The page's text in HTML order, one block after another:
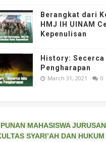
Berangkat dari
HMJ IH UINAM
Kepenulisan
History: Secerca
Pengharapan
March 31, 2021 0
MAHASISWA
SYARI’AH DAN